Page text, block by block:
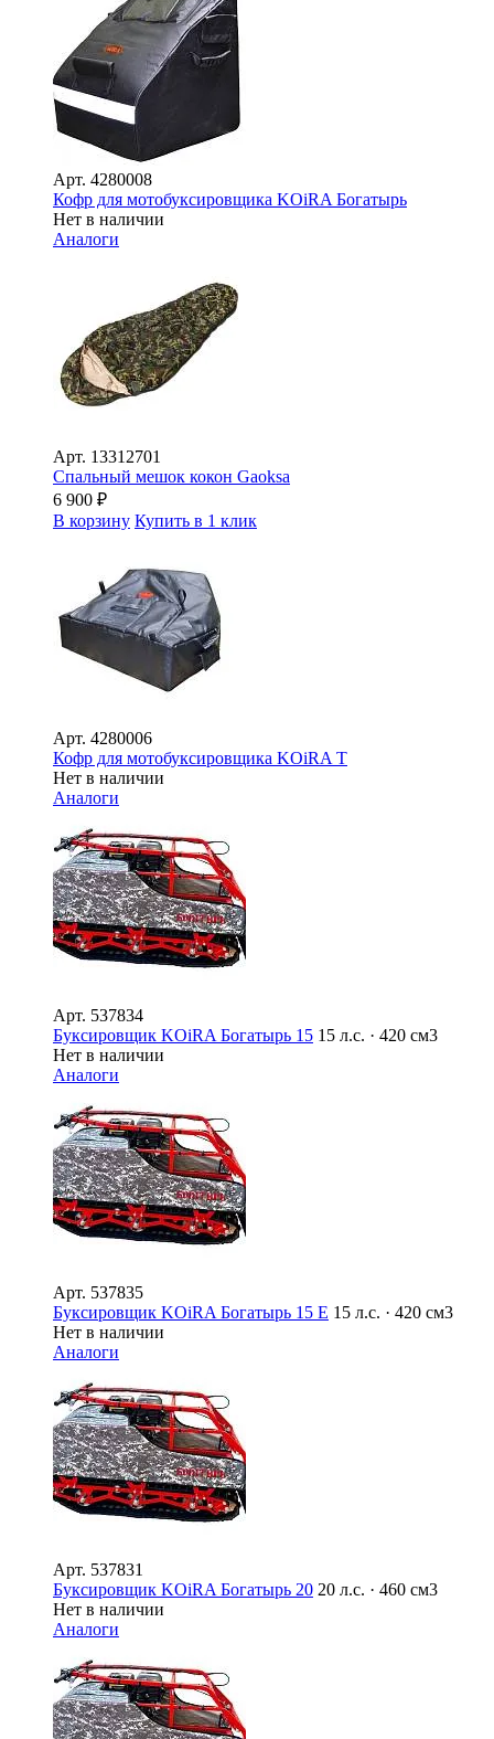
Арт. 4280008
Кофр для мотобуксировщика KOiRA Богатырь
Нет в наличии
Аналоги
Арт. 13312701
Спальный мешок кокон Gaoksa
6 900 ₽
В корзину Купить в 1 клик
Арт. 4280006
Кофр для мотобуксировщика KOiRA T
Нет в наличии
Аналоги
Арт. 537834
Буксировщик KOiRA Богатырь 15 15 л.с. · 420 см3
Нет в наличии
Аналоги
Арт. 537835
Буксировщик KOiRA Богатырь 15 E 15 л.с. · 420 см3
Нет в наличии
Аналоги
Арт. 537831
Буксировщик KOiRA Богатырь 20 20 л.с. · 460 см3
Нет в наличии
Аналоги